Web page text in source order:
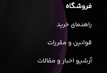
فروشگاه
راهنمای خرید
قوانین و مقررات
آرشیو اخبار و مقالات